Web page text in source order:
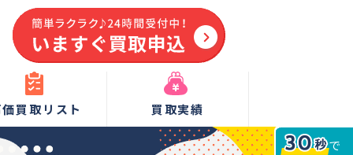
買取リスト 買取実績
で